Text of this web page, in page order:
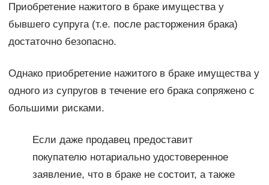
Приобретение нажитого в браке имущества у
бывшего супруга (т.е. после расторжения брака)
достаточно безопасно.
Однако приобретение нажитого в браке имущества у
одного из супругов в течение его брака сопряжено с
большими рисками.
Если даже продавец предоставит
покупателю нотариально удостоверенное
заявление, что в браке не состоит, а также